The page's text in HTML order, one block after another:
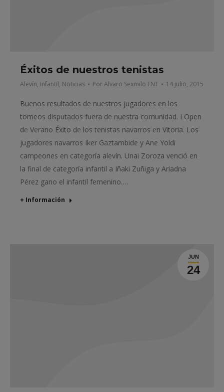
Éxitos de nuestros tenistas
Alevín, Infantil, Noticias PorAlvaro Sexmilo FNT 14 julio, 2015
Buenos resultados de nuestros jugadores en los
torneos disputados fuera de nuestra comunidad. I Open
de Verano Éxito de los tenistas navarros en Vitoria. Los
jugadores navarros Iker Gaztambide y Ane Yoldi
campeones en categoría alevín. Unai Zoroza venció en
la final de categoría infantil a Iñaki Zuñiga y Ariadna
Pérez gano el infantil femenino.…
+ Información
JUN
24